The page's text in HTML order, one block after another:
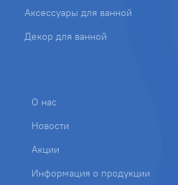
О нас
Новости
Акции
Информация о продукции
Аксессуары для ванной
Декор для ванной